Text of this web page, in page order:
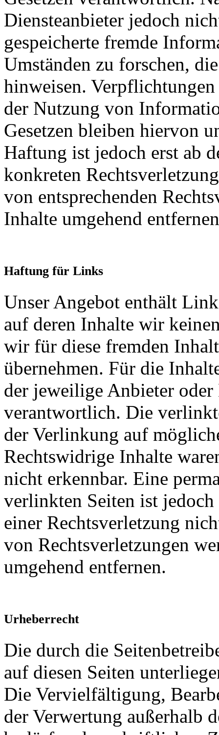
Diensteanbieter jedoch
gespeicherte fremde
Umständen zu forschen,
hinweisen.
der Nutzung von
Gesetzen bleiben hiervon
Haftung ist jedoch erst ab
konkreten
von entsprechenden
Inhalte umgehend
Haftung für Links
Unser Angebot enthält
auf deren Inhalte wir
wir für diese fremden
übernehmen. Für die
der jeweilige Anbieter oder
verantwortlich. Die
der Verlinkung auf
Rechtswidrige Inhalte
nicht erkennbar. Eine
verlinkten Seiten ist
einer Rechtsverletzung
von Rechtsverletzungen
umgehend entfernen.
Urheberrecht
Die durch die
auf diesen Seiten
Die Vervielfältigung,
der Verwertung außerhalb